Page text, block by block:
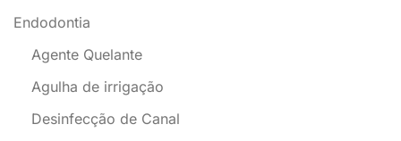
Endodontia
Agente Quelante
Agulha de irrigação
Desinfecção de Canal